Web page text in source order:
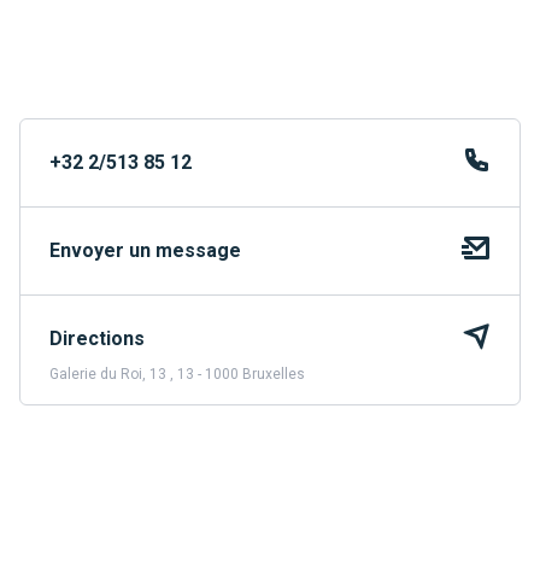
+32 2/513 85 12
Envoyer un message
Directions
Galerie du Roi, 13 , 13 - 1000 Bruxelles